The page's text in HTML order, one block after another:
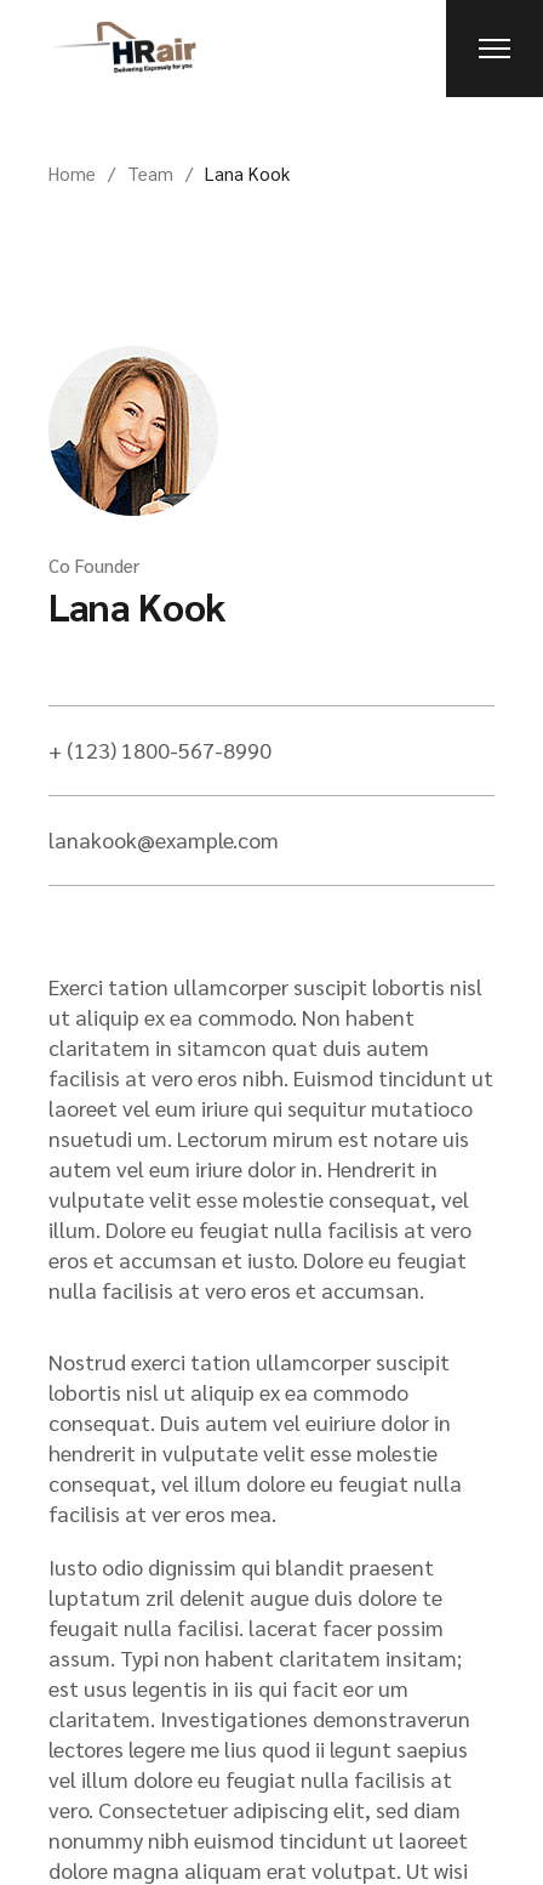
Home Team Lana Kook
Co Founder
Lana Kook
+ (123) 1800-567-8990
lanakook@example.com
Exerci tation ullamcorper suscipit lobortis nisl
ut aliquip ex ea commodo. Non habent
claritatem in sitamcon quat duis autem
facilisis at vero eros nibh. Euismod tincidunt ut
laoreet vel eum iriure qui sequitur mutatioco
nsuetudi um. Lectorum mirum est notare uis
autem vel eum iriure dolor in. Hendrerit in
vulputate velit esse molestie consequat, vel
illum. Dolore eu feugiat nulla facilisis at vero
eros et accumsan et iusto. Dolore eu feugiat
nulla facilisis at vero eros et accumsan.
Nostrud exerci tation ullamcorper suscipit
lobortis nisl ut aliquip ex ea commodo
consequat. Duis autem vel euiriure dolor in
hendrerit in vulputate velit esse molestie
consequat, vel illum dolore eu feugiat nulla
facilisis at ver eros mea.
Iusto odio dignissim qui blandit praesent
luptatum zril delenit augue duis dolore te
feugait nulla facilisi. lacerat facer possim
assum. Typi non habent claritatem insitam;
est usus legentis in iis qui facit eor um
claritatem. Investigationes demonstraverun
lectores legere me lius quod ii legunt saepius
vel illum dolore eu feugiat nulla facilisis at
vero. Consectetuer adipiscing elit, sed diam
nonummy nibh euismod tincidunt ut laoreet
dolore magna aliquam erat volutpat. Ut wisi